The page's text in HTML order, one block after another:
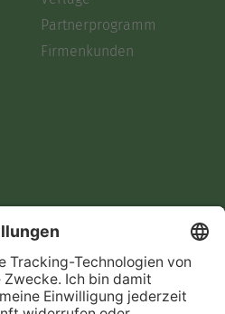
Partnerprogramm
Firmenkunden